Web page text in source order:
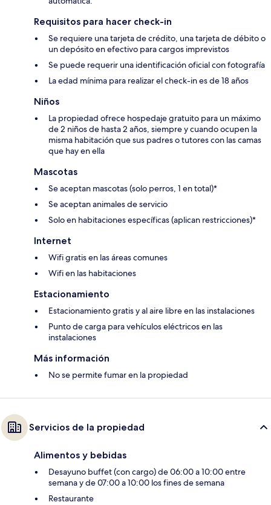
Requisitos para hacer check-in
Se requiere una tarjeta de crédito, una tarjeta de débito o
un depósito en efectivo para cargos imprevistos
Se puede requerir una identificación oficial con fotografía
La edad mínima para realizar el check-in es de 18 años
Niños
La propiedad ofrece hospedaje gratuito para un máximo
de 2 niños de hasta 2 años, siempre y cuando ocupen la
misma habitación que sus padres o tutores con las camas
que hay en ella
Mascotas
Se aceptan mascotas (solo perros, 1 en total)*
Se aceptan animales de servicio
Solo en habitaciones específicas (aplican restricciones)*
Internet
Wifi gratis en las áreas comunes
Wifi en las habitaciones
Estacionamiento
Estacionamiento gratis y al aire libre en las instalaciones
Punto de carga para vehículos eléctricos en las
instalaciones
Más información
No se permite fumar en la propiedad
Servicios de la propiedad
Alimentos y bebidas
Desayuno buffet (con cargo) de 06:00 a 10:00 entre
semana y de 07:00 a 10:00 los fines de semana
Restaurante